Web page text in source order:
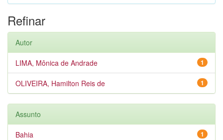
Refinar
Autor
1
LIMA, Mônica de Andrade
1
OLIVEIRA, Hamilton Reis de
Assunto
1
Bahia